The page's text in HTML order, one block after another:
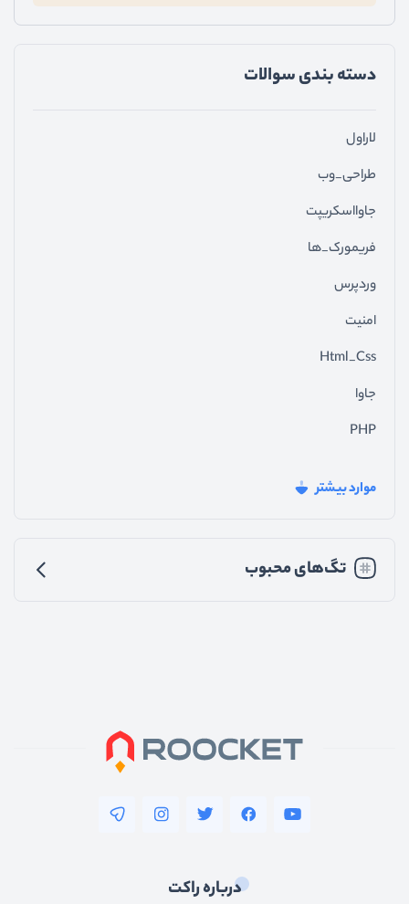
دسته ‌بندی سوالات
لاراول
طراحی_وب
جاوااسکریپت
فریمورک_ها
وردپرس
امنیت
Html_Css
جاوا
PHP
رابط_کاربری
موارد بیشتر
تگ‌های محبوب
درباره راکت